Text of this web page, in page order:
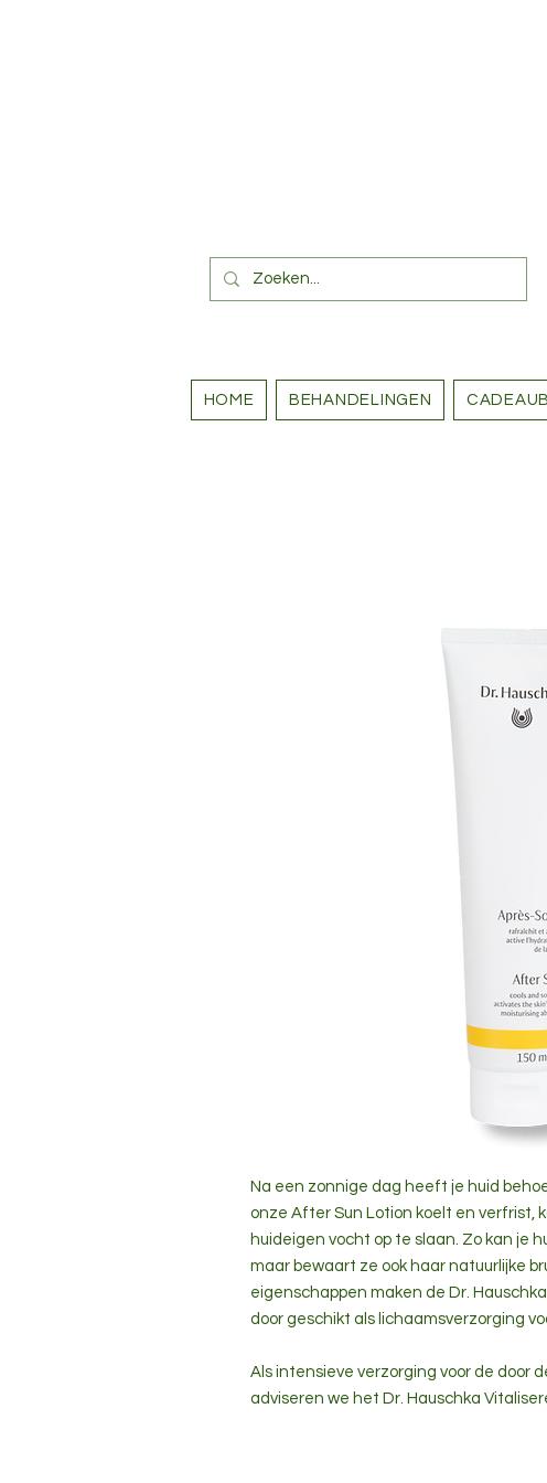
HOME BEHANDELINGEN
Na een zonnige dag heeft je huid
onze After Sun Lotion koelt en verfrist,
huideigen vocht op te slaan. Zo kan je
maar bewaart ze ook haar natuurlijke
eigenschappen maken de Dr.
door geschikt als lichaamsverzorging
Als intensieve verzorging voor de door
adviseren we het Dr. Hauschka